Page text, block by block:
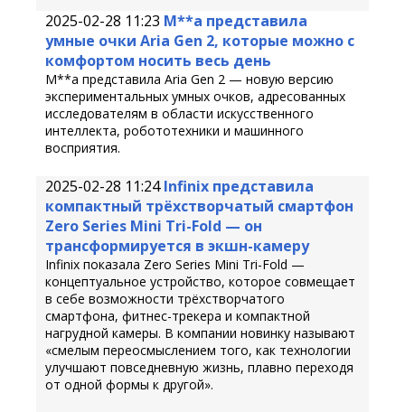
2025-02-28 11:23 M**a представила
умные очки Aria Gen 2, которые можно с
комфортом носить весь день
M**a представила Aria Gen 2 — новую версию
экспериментальных умных очков, адресованных
исследователям в области искусственного
интеллекта, робототехники и машинного
восприятия.
2025-02-28 11:24 Infinix представила
компактный трёхстворчатый смартфон
Zero Series Mini Tri-Fold — он
трансформируется в экшн-камеру
Infinix показала Zero Series Mini Tri-Fold —
концептуальное устройство, которое совмещает
в себе возможности трёхстворчатого
смартфона, фитнес-трекера и компактной
нагрудной камеры. В компании новинку называют
«смелым переосмыслением того, как технологии
улучшают повседневную жизнь, плавно переходя
от одной формы к другой».